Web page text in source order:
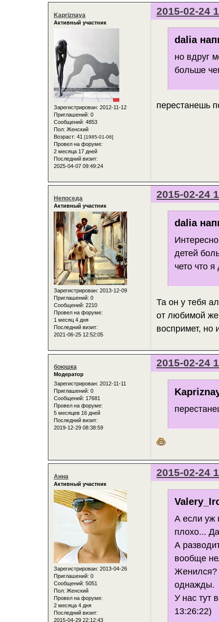
2015-02-24
Kapriznaya
Активный участник
Зарегистрирован: 2012-11-12
Приглашений: 0
Сообщений: 4853
Пол: Женский
Возраст: 41 [1985-01-06]
Провел на форуме:
2 месяца 17 дней
Последний визит:
2025-04-07 09:49:24
dalia
но вдруг
больше
перестанешь
2015-02-24
Непоседа
Активный участник
Зарегистрирован: 2013-12-09
Приглашений: 0
Сообщений: 2210
Провел на форуме:
1 месяц 4 дня
Последний визит:
2021-06-25 12:52:05
dalia
детей
чето что
Та он у тебя
от любимой
воспримет, но
2015-02-24
боюшка
Модератор
Зарегистрирован: 2012-11-11
Приглашений: 0
Сообщений: 17681
Провел на форуме:
5 месяцев 16 дней
Последний визит:
2019-12-29 08:38:59
2015-02-24
Анна
Активный участник
Зарегистрирован: 2013-04-26
Приглашений: 0
Сообщений: 5051
Пол: Женский
Провел на форуме:
2 месяца 4 дня
Последний визит:
2015-04-29 22:12:43
А если уж
плохо...
А
вообще
Женился?
однажды.
У нас тут
13:26:22)